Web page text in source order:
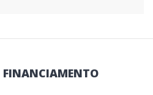
FINANCIAMENTO